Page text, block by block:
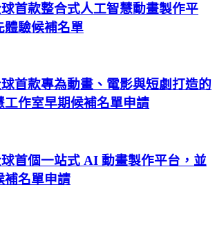
首款整合式人工智慧動畫製作平
體驗候補名單
首款專為動畫、電影與短劇打造的
工作室早期候補名單申請
首個一站式 AI 動畫製作平台，並
補名單申請